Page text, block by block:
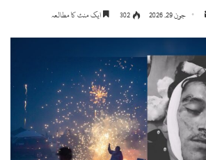
Send جون 29, 2026 302 ایک منٹ کا مطالعہ